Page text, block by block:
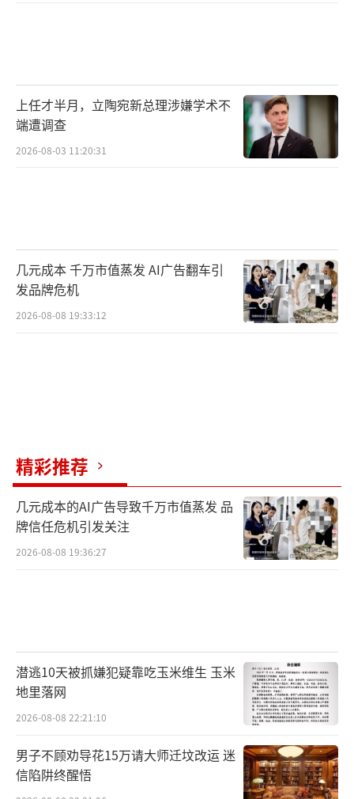
上任才半月，立陶宛新总理涉嫌学术不
端遭调查
2026-08-03 11:20:31
几元成本 千万市值蒸发 AI广告翻车引
发品牌危机
2026-08-08 19:33:12
精彩推荐
几元成本的AI广告导致千万市值蒸发 品
牌信任危机引发关注
2026-08-08 19:36:27
潜逃10天被抓嫌犯疑靠吃玉米维生 玉米
地里落网
2026-08-08 22:21:10
男子不顾劝导花15万请大师迁坟改运 迷
信陷阱终醒悟